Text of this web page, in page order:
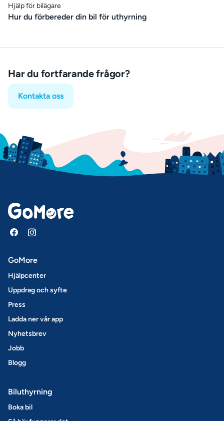
Hjälp för bilägare
Hur du förbereder din bil för uthyrning
Har du fortfarande frågor?
Kontakta oss
GoMore
Hjälpcenter
Uppdrag och syfte
Press
Ladda ner vår app
Nyhetsbrev
Jobb
Blogg
Biluthyrning
Boka bil